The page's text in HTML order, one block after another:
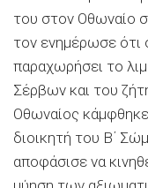
του στον Οθωναίο
τον ενημέρωσε ότι
παραχωρήσει το
Σέρβων και του
Οθωναίος
διοικητή του Β΄
αποφάσισε να